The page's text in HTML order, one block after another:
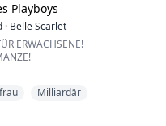
fragte er leise und fuhr
der Klinge über meine
ehr...
Playboys
· Belle Scarlet
ERWACHSENE!
die Studentin Isla Peterson
Milliardär